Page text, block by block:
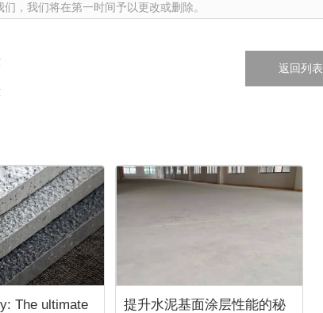
，我们将在第一时间予以更改或删除。
返回列表
The ultimate
提升水泥基面涂层性能的秘